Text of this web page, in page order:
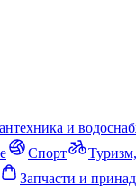
и
Спорт
Запчасти и